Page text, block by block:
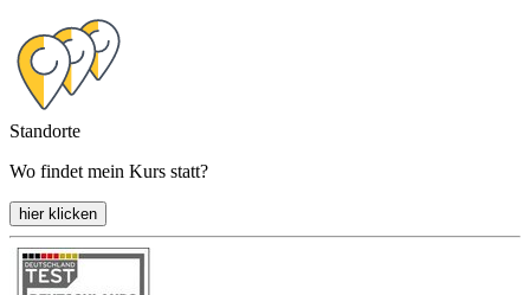
Standorte
Wo findet mein Kurs statt?
hier klicken